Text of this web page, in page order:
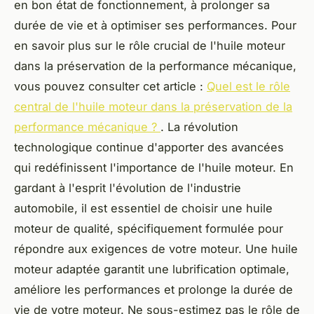
en bon état de fonctionnement, à prolonger sa
durée de vie et à optimiser ses performances. Pour
en savoir plus sur le rôle crucial de l'huile moteur
dans la préservation de la performance mécanique,
vous pouvez consulter cet article : Quel est le rôle
central de l'huile moteur dans la préservation de la
performance mécanique ? . La révolution
technologique continue d'apporter des avancées
qui redéfinissent l'importance de l'huile moteur. En
gardant à l'esprit l'évolution de l'industrie
automobile, il est essentiel de choisir une huile
moteur de qualité, spécifiquement formulée pour
répondre aux exigences de votre moteur. Une huile
moteur adaptée garantit une lubrification optimale,
améliore les performances et prolonge la durée de
vie de votre moteur. Ne sous-estimez pas le rôle de